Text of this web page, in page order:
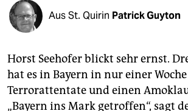
fragen & hilfe
abo
genossenschaft
Aus St. Quirin Patrick Guyton
Horst Seehofer blickt sehr ernst.
hat es in Bayern in nur einer Woche
Terrorattentate und einen
„Bayern ins Mark getroffen“, sagt